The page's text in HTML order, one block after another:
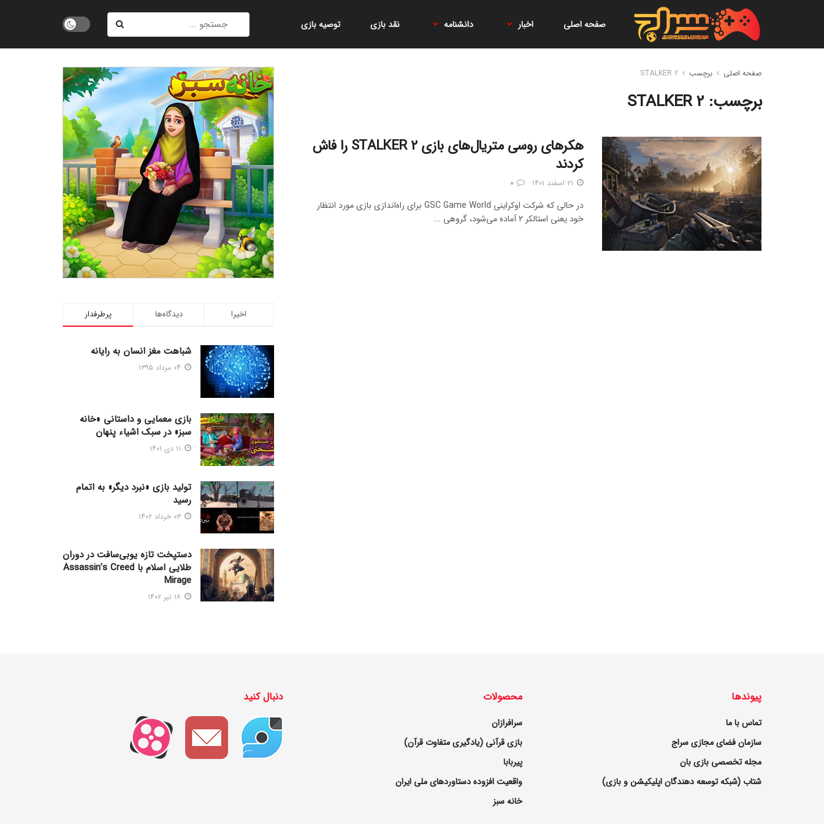
صفحه اصلی اخبار دانشنامه نقد بازی توصیه بازی
صفحه اصلی برچسب STALKER 2
برچسب: STALKER 2
هکرهای روسی متریال‌های بازی STALKER 2 را فاش
کردند
در حالی که شرکت اوکراینی GSC Game World برای راه‌اندازی بازی مورد انتظار
خود یعنی استالکر ۲ آماده می‌شود، گروهی ...
پرطرفدار دیدگاه‌ها اخیرا
شباهت مغز انسان به رایانه
بازی معمایی و داستانی «خانه
سبز» در سبک اشیاء پنهان
تولید بازی «نبرد دیگر» به اتمام
رسید
دستپخت تازه یوبی‌سافت در دوران
طلایی اسلام با Assassin’s Creed
Mirage
پیوندها
تماس با ما
سازمان فضای مجازی سراج
مجله تخصصی بازی بان
شتاب (شبکه توسعه دهندگان اپلیکیشن و بازی)
محصولات
سرافرازان
بازی قرآنی (یادگیری متفاوت قرآن)
پیربابا
واقعیت افزوده دستاوردهای ملی ایران
خانه سبز
دنبال کنید